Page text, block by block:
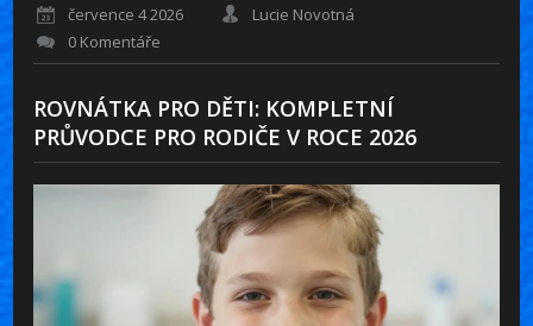
července 4 2026
Lucie Novotná
0 Komentáře
ROVNÁTKA PRO DĚTI: KOMPLETNÍ
PRŮVODCE PRO RODIČE V ROCE 2026